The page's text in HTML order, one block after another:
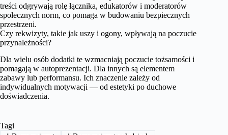
treści odgrywają rolę łącznika, edukatorów i moderatorów
społecznych norm, co pomaga w budowaniu bezpiecznych
przestrzeni.
Czy rekwizyty, takie jak uszy i ogony, wpływają na poczucie
przynależności?
Dla wielu osób dodatki te wzmacniają poczucie tożsamości i
pomagają w autoprezentacji. Dla innych są elementem
zabawy lub performansu. Ich znaczenie zależy od
indywidualnych motywacji — od estetyki po duchowe
doświadczenia.
Tagi